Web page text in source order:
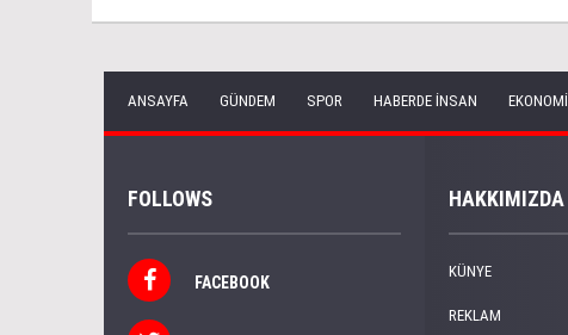
ANSAYFA GÜNDEM SPOR HABERDE İNSAN EKONOMİ
FOLLOWS
FACEBOOK
HAKKIMIZDA
KÜNYE
REKLAM